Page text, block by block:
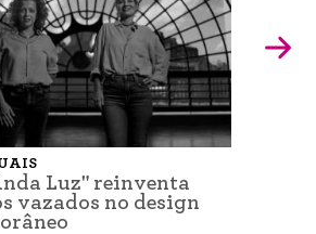
Luz" reinventa
vazados no design